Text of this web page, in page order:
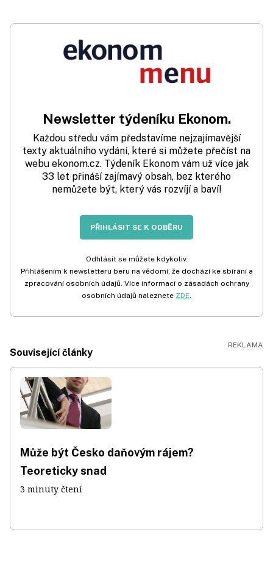
Newsletter týdeníku Ekonom.
Každou středu vám představíme nejzajímavější
texty aktuálního vydání, které si můžete přečíst na
webu ekonom.cz. Týdeník Ekonom vám už více jak
33 let přináší zajímavý obsah, bez kterého
nemůžete být, který vás rozvíjí a baví!
PŘIHLÁSIT SE K ODBĚRU
Odhlásit se můžete kdykoliv.
Přihlášením k newsletteru beru na vědomí, že dochází ke sbírání a
zpracování osobních údajů. Více informací o zásadách ochrany
osobních údajů naleznete ZDE.
Související články
Může být Česko daňovým rájem?
Teoreticky snad
3 minuty čtení